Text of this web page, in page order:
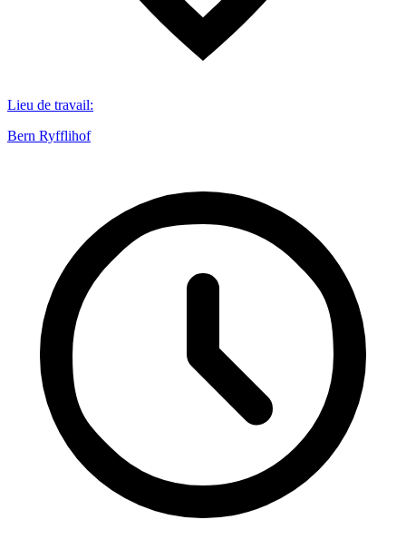
Lieu de travail:
Bern Ryfflihof